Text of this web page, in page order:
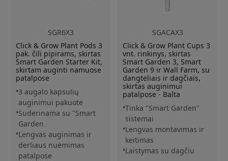
SGR6X3
Click & Grow Plant Pods 3
pak. čili pipirams, skirtas
Smart Garden Starter Kit,
skirtam auginti namuose
patalpose
3 augalo kapsulių
auginimui pakuotė
Suderinama su "Smart
Garden
Lengvas auginimas ir
derliaus nuėmimas
patalpose
SGACAX3
Click & Grow Plant Cups 3
vnt. rinkinys, skirtas
Smart Garden 3, Smart
Garden 9 ir Wall Farm, su
dangteliais ir dagčiais,
skirtas auginimui
patalpose - Balta
Tinka "Smart Garden"
sistemai
Lengvas montavimas ir
keitimas
Laistymas su dagčiu